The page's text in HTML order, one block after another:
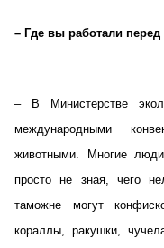
– Где вы работали
– В Министерстве
международными
животными. Многие
просто не зная, чего
таможне могут
кораллы, ракушки,